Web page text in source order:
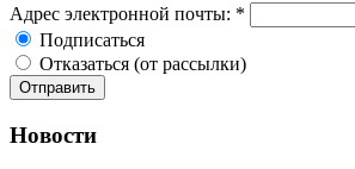
Адрес электронной почты: *
Подписаться
Отказаться (от рассылки)
Новости